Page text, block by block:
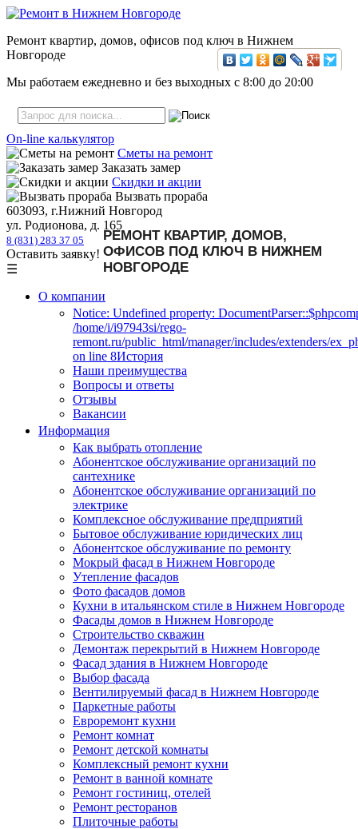
Ремонт квартир, домов, офисов под ключ в Нижнем
Новгороде
Мы работаем ежедневно и без выходных с 8:00 до 20:00
On-line калькулятор
Сметы на ремонт
Заказать замер
Скидки и акции
Вызвать прораба
603093, г.Нижний Новгород
ул. Родионова, д. 165
8 (831) 283 37 05
Оставить заявку!
☰
О компании
Notice: Undefined property:
/home/i/i97943si/rego-
remont.ru/public_html/manager/includes/extenders/
on line 8История
Наши преимущества
Вопросы и ответы
Отзывы
Вакансии
Информация
Как выбрать отопление
Абонентское обслуживание организаций по
сантехнике
Абонентское обслуживание организаций по
электрике
Комплексное обслуживание предприятий
Бытовое обслуживание юридических лиц
Абонентское обслуживание по ремонту
Мокрый фасад в Нижнем Новгороде
Утепление фасадов
Фото фасадов домов
Кухни в итальянском стиле в Нижнем Новгороде
Фасады домов в Нижнем Новгороде
Строительство скважин
Демонтаж перекрытий в Нижнем Новгороде
Фасад здания в Нижнем Новгороде
Выбор фасада
Вентилируемый фасад в Нижнем Новгороде
Паркетные работы
Евроремонт кухни
Ремонт комнат
Ремонт детской комнаты
Комплексный ремонт кухни
Ремонт в ванной комнате
Ремонт гостиниц, отелей
Ремонт ресторанов
Плиточные работы
РЕМОНТ КВАРТИР, ДОМОВ,
ОФИСОВ ПОД КЛЮЧ В НИЖНЕМ
НОВГОРОДЕ